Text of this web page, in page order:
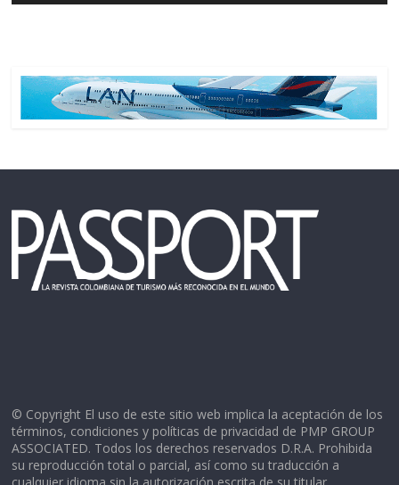
© Copyright El uso de este sitio web implica la aceptación de los
términos, condiciones y políticas de privacidad de PMP GROUP
ASSOCIATED. Todos los derechos reservados D.R.A. Prohibida
su reproducción total o parcial, así como su traducción a